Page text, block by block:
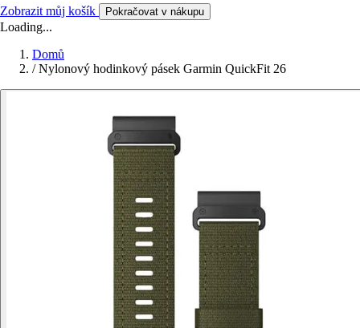
Zobrazit můj košík Pokračovat v nákupu
Loading...
Domů
/ Nylonový hodinkový pásek Garmin QuickFit 26